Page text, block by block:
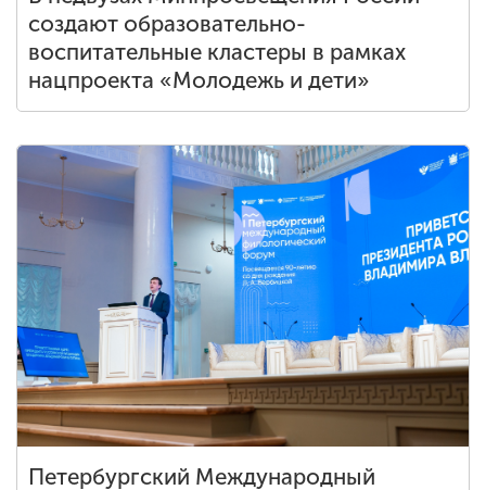
создают образовательно-
воспитательные кластеры в рамках
нацпроекта «Молодежь и дети»
Петербургский Международный